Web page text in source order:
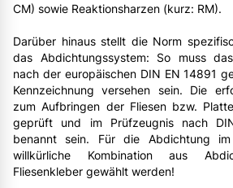
CM) sowie Reaktionsharzen (kurz: RM).
Darüber hinaus stellt die Norm
das Abdichtungssystem: So muss
nach der europäischen DIN EN 14891
Kennzeichnung versehen sein. Die
zum Aufbringen der Fliesen bzw.
geprüft und im Prüfzeugnis nach
benannt sein. Für die Abdichtung
willkürliche Kombination aus
Fliesenkleber gewählt werden!